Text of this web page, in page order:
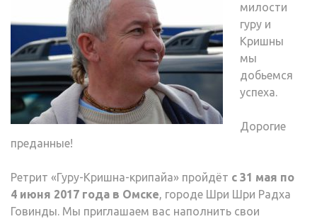
милости
гуру и
Кришны
мы
добьемся
успеха.
Дорогие
преданные!
Ретрит «Гуру-Кришна-крипайа» пройдёт с 31 мая по
4 июня 2017 года в Омске, городе Шри Шри Радха
Говинды. Мы приглашаем вас наполнить свои